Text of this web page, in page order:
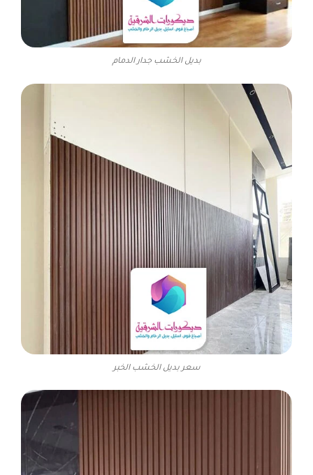
بديل الخشب جدار الدمام
سعر بديل الخشب الخبر